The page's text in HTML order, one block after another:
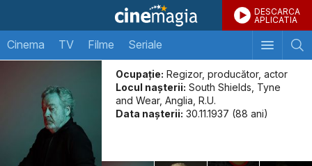
DESCARCA
APLICATIA
Cinema TV Filme Seriale
Ocupație: Regizor, producător, actor
Locul naşterii: South Shields, Tyne
and Wear, Anglia, R.U.
Data naşterii: 30.11.1937 (88 ani)